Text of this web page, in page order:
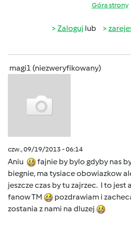
Góra strony
Zaloguj lub
magi1 (niezweryfikowany)
czw., 09/19/2013 - 06:14
Aniu
fajnie by bylo gdyby nas
biegnie, ma tysiace obowiazkow
jeszcze czas by tu zajrzec. I to jest
fanow TM
pozdrawiam i
zostania z nami na dluzej